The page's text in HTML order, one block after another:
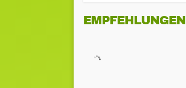
EMPFEHLUNGEN